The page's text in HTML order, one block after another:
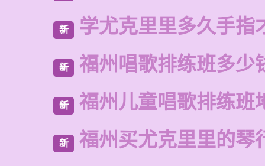
新 学尤克里里多久手指
新 福州唱歌排练班多少
新 福州儿童唱歌排练班
新 福州买尤克里里的琴